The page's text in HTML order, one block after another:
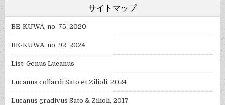
サイトマップ
BE-KUWA, no. 75, 2020
BE-KUWA, no. 92, 2024
List: Genus Lucanus
Lucanus collardi Sato et Zilioli, 2024
Lucanus gradivus Sato & Zilioli, 2017